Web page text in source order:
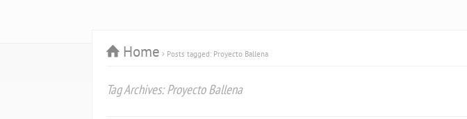
Home Posts tagged: Proyecto Ballena
Tag Archives: Proyecto Ballena